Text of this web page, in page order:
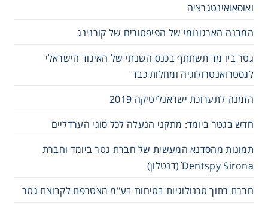
ואוסאואינטגרציה
המבנה הארגונומי של הפיפטורים של קורנינג
גטר ביו מד תשתתף בכנס השנתי של האיגוד הישראלי
לגסטרואנטרולוגיה ומחלות כבד
הזמנה לתערוכת ישראנליטיקה 2019
חדש בגטר ביומד: מתקני הנעלה לכל סוגי הערדליים
תמונות מהסדנא המעשית של חברת גטר ביומד וחברת
Dentspy Sirona ׁ(דנטלון)
חברת רתוך טכנולוגיות בטיחות בע"מ מצטרפת לקבוצת גטר